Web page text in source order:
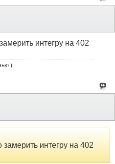
интегру на 402
)
замерить интегру на 402